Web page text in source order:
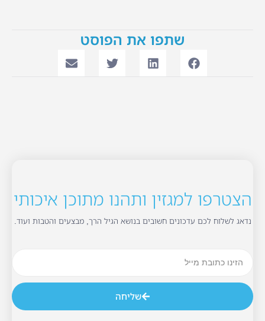
שתפו את הפוסט
הצטרפו למגזין ותהנו מתוכן איכותי
נדאג לשלוח לכם עדכונים חשובים בנושא הגיל הרך, מבצעים והטבות ועוד.
שליחה